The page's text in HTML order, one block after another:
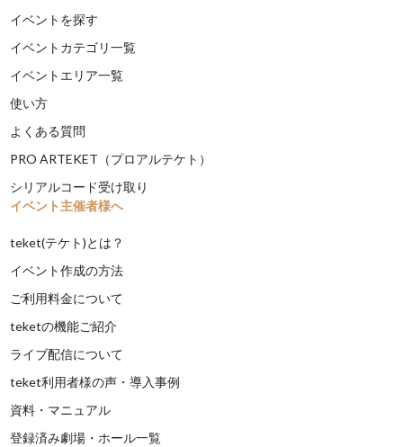
イベントを探す
イベントカテゴリ一覧
イベントエリア一覧
使い方
よくある質問
PRO ARTEKET（プロアルテケト）
シリアルコード受け取り
イベント主催者様へ
teket(テケト)とは？
イベント作成の方法
ご利用料金について
teketの機能ご紹介
ライブ配信について
teket利用者様の声・導入事例
資料・マニュアル
登録済み劇場・ホール一覧